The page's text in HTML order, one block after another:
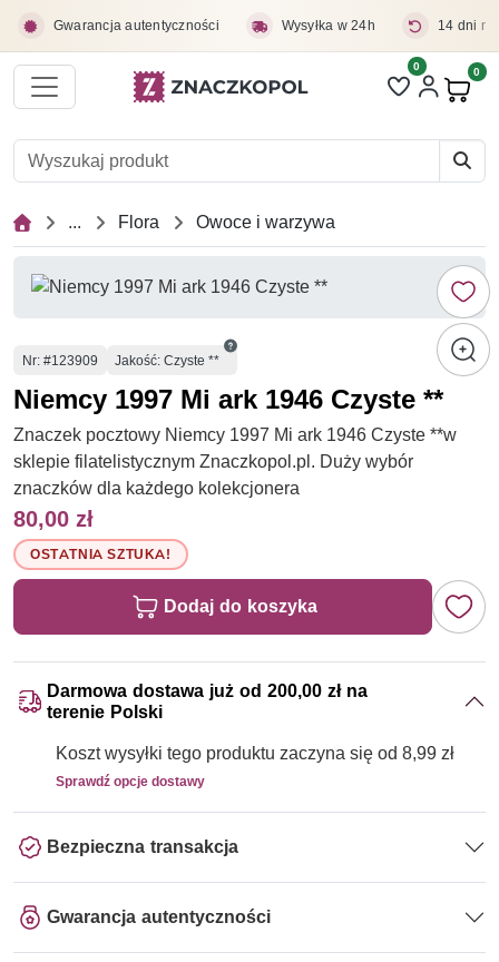
Gwarancja autentyczności Wysyłka w 24h 14 dni
Liczba pozycji
0 0
... Flora Owoce i warzywa
Numer
Nr: #123909 Jakość: Czyste **
Niemcy 1997 Mi ark 1946 Czyste **
Znaczek pocztowy Niemcy 1997 Mi ark 1946 Czyste **w
sklepie filatelistycznym Znaczkopol.pl. Duży wybór
znaczków dla każdego kolekcjonera
80,00 zł
OSTATNIA SZTUKA!
Dodaj do koszyka
Darmowa dostawa już od 200,00 zł na
terenie Polski
Koszt wysyłki tego produktu zaczyna się od 8,99 zł
Sprawdź opcje dostawy
Bezpieczna transakcja
Gwarancja autentyczności